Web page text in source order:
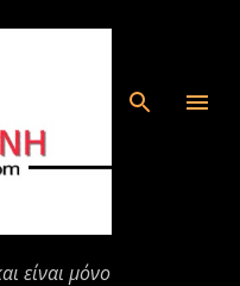
είναι μόνο